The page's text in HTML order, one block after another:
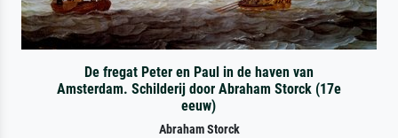
De fregat Peter en Paul in de haven van
Amsterdam. Schilderij door Abraham Storck (17e
eeuw)
Abraham Storck